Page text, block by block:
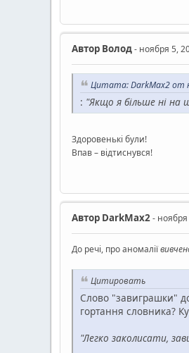
Автор Волод- ноября 5,
Цитата: DarkMax2 от
: "Якщо я більше ні на
Здоровенькі були!
Впав – відтиснувся!
Автор DarkMax2-
До речі, про аномалії
Цитировать
Слово "завиграшки"
гортання словника?
"Легко заколисати,